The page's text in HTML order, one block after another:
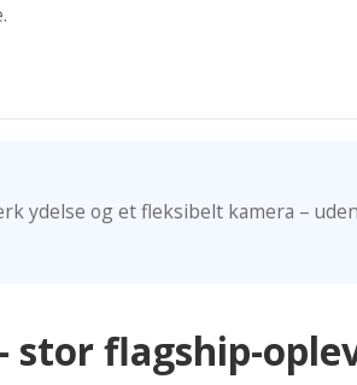
ydelse og et fleksibelt kamera –
stor flagship-